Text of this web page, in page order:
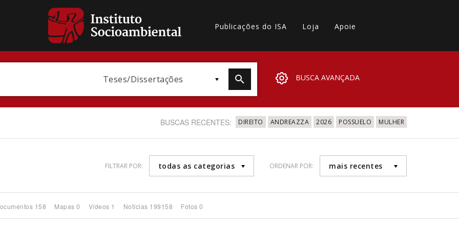
Publicações do ISA Loja Apoie
Teses/Dissertações BUSCA AVANÇADA
BUSCAS RECENTES: DIREITO ANDREAZZA 2026 POSSUELO MULHER
FILTRAR POR: todas as categorias ORDENAR POR: mais recentes
158 Mapas 0 Vídeos 1 Notícias 199158 Fotos 0